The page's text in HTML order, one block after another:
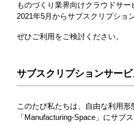
ものづくり業界向けクラウドサ
2021年5月からサブスクリプショ
ぜひご利用をご検討ください。
サブスクリプションサー
このたび私たちは、自由な利用
「Manufacturing-Space」にサブ